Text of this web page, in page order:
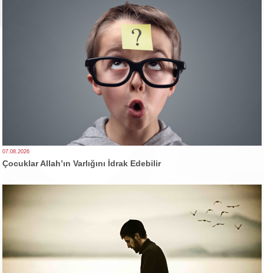
07.08.2026
Çocuklar Allah’ın Varlığını İdrak Edebilir